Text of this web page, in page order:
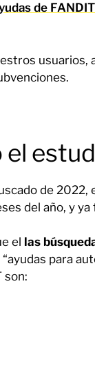
de FANDIT
usuarios,
el
de 2022,
del año, y
el las
para
son: